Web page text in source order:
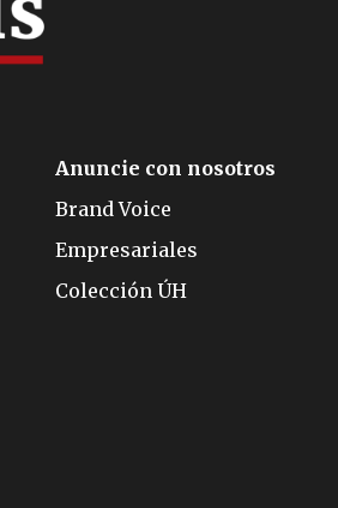
Anuncie con nosotros
Brand Voice
Empresariales
Colección ÚH